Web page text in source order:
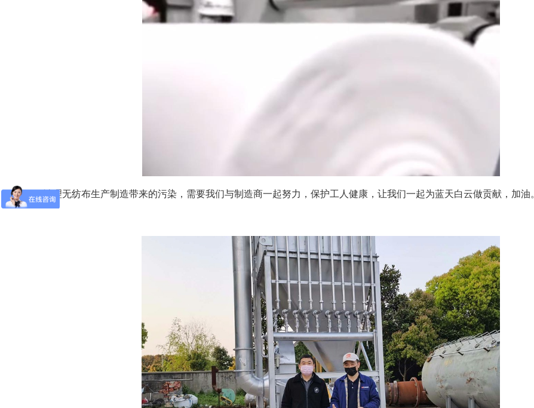
治理无纺布生产制造带来的污染，需要我们与制造商一起努力，保护工人健康，让我们一起为蓝天白云做贡献，加油。